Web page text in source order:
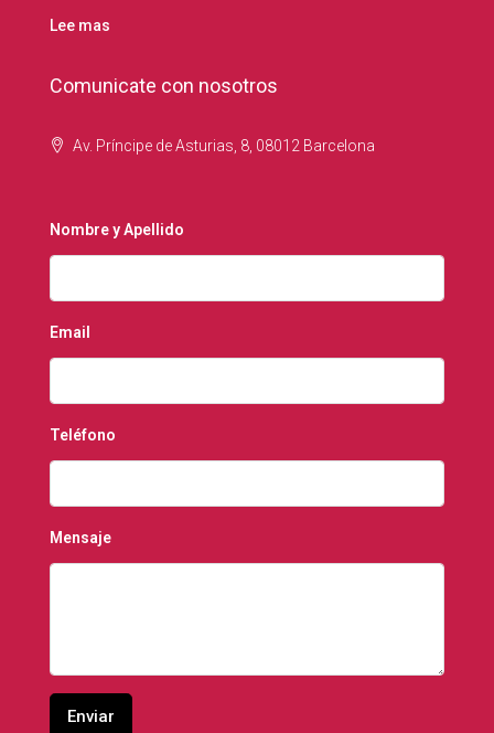
Lee mas
Comunicate con nosotros
Av. Príncipe de Asturias, 8, 08012 Barcelona
Nombre y Apellido
Email
Teléfono
Mensaje